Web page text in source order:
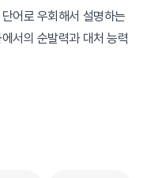
어로 우회해서 설명하는
서의 순발력과 대처 능력